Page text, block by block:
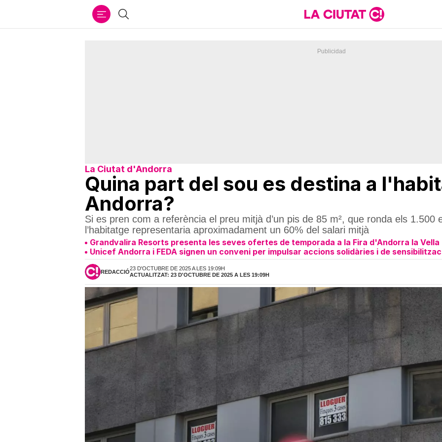
Cercar
La Ciutat d'Andorra
Quina part del sou es destina a
Andorra?
Si es pren com a referència el preu mitjà d’un pis de 85 m², que ronda els 1.500
l’habitatge representaria aproximadament un 60% del salari mitjà
Grandvalira Resorts presenta les seves ofertes de temporada a la Fira d'Andorra la Vella
Unicef Andorra i FEDA signen un conveni per impulsar accions solidàries i de
REDACCIÓ
23 D'OCTUBRE DE 2025 A LES 19:09H
ACTUALITZAT: 23 D'OCTUBRE DE 2025 A LES 19:09H